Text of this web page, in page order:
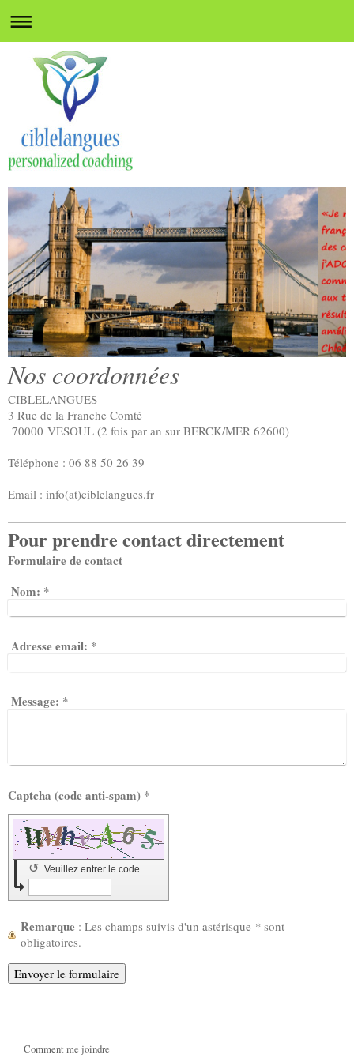
Nos coordonnées
CIBLELANGUES
3 Rue de la Franche Comté
70000 VESOUL (2 fois par an sur BERCK/MER 62600)
Téléphone : 06 88 50 26 39
Email : info(at)ciblelangues.fr
Pour prendre contact directement
Formulaire de contact
Nom: *
Adresse email: *
Message: *
Captcha (code anti-spam) *
Veuillez entrer le code.
↺
Remarque : Les champs suivis d'un astérisque * sont
obligatoires.
Comment me joindre